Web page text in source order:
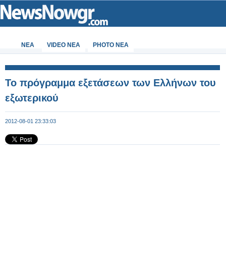
ΝΕΑ VIDEO NEA PHOTO NEA
Το πρόγραμμα εξετάσεων των Ελλήνων του
εξωτερικού
2012-08-01 23:33:03